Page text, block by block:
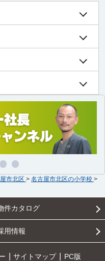
市北区 > 名古屋市北区の小学校 >
件カタログ
用情報
サイトマップ PC版